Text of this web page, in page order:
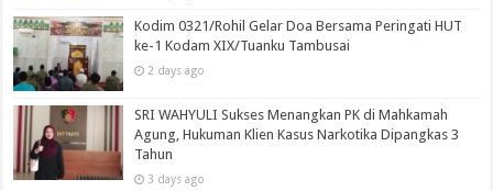
Kodim 0321/Rohil Gelar Doa Bersama Peringati HUT
ke-1 Kodam XIX/Tuanku Tambusai
2 days ago
SRI WAHYULI Sukses Menangkan PK di Mahkamah
Agung, Hukuman Klien Kasus Narkotika Dipangkas 3
Tahun
3 days ago